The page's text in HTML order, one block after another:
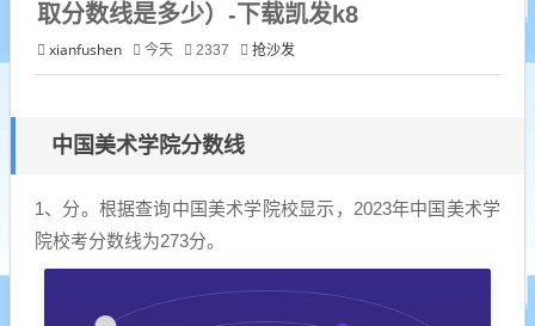
取分数线是多少）-下载凯发k8
xianfushen 今天 2337 抢沙发
中国美术学院分数线
1、分。根据查询中国美术学院校显示，2023年中国美术学
院校考分数线为273分。